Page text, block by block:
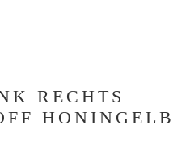
RECHTS
HONINGELB